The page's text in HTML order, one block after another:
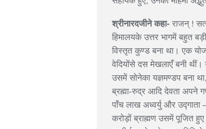
श्रीनारदजीने कहा-राजन् !
हिमालयके उत्तर भागमें बहुत
विस्तृत कुण्ड बना था। एक
वेदियोंसे दस मेखलाएँ बनी थीं।
उसमें सोनेका यज्ञमण्डप बना
ब्रह्मा-रुद्र आदि देवता अपने
पाँच लाख अध्वर्यु और उद्गाता
करोड़ों ब्राह्मण उसमें पूजित